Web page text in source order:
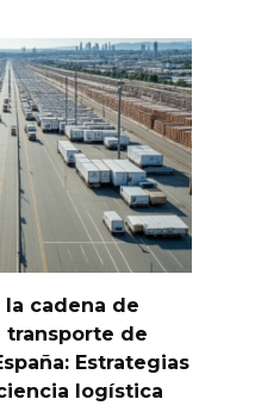
cadena de
transporte de
Estrategias
logística